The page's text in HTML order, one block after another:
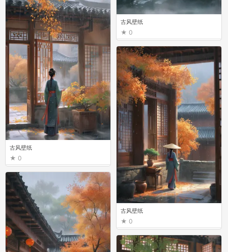
古风壁纸
0
古风壁纸
0
古风壁纸
0